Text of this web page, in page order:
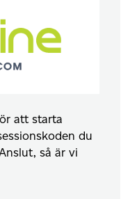
att starta
du
så är vi